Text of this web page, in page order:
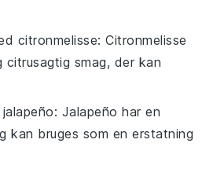
citronmelisse: Citronmelisse
smag, der kan
jalapeño: Jalapeño har en
kan bruges som en erstatning